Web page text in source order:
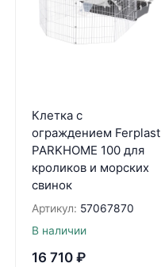
Клетка c
ограждением Ferplast
PARKHOME 100 для
кроликов и морских
свинок
Артикул: 57067870
В наличии
16 710 ₽